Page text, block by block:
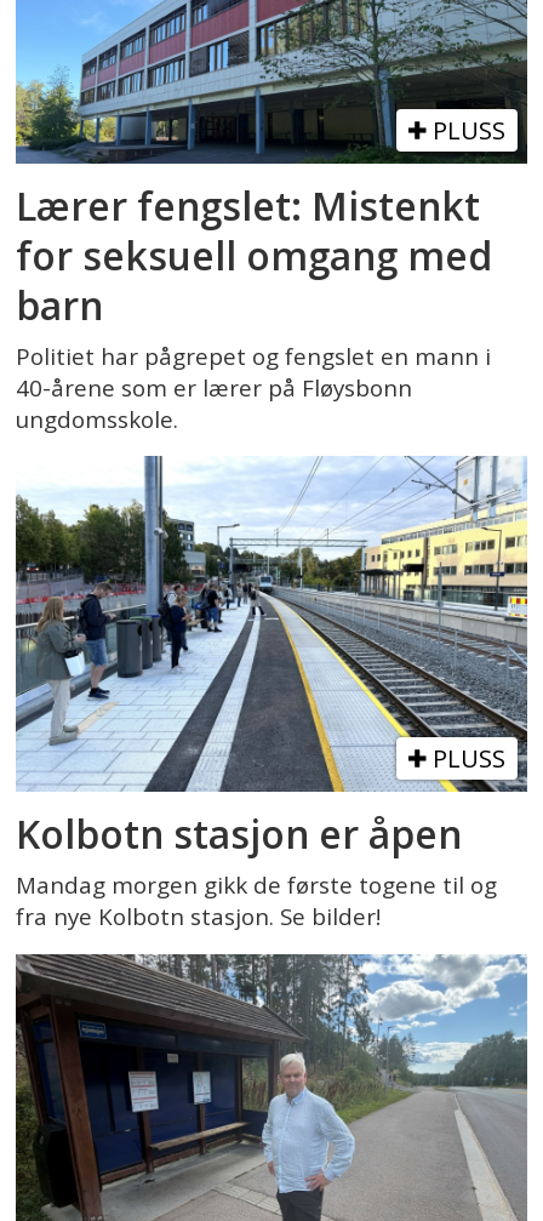
PLUSS
Lærer fengslet: Mistenkt
for seksuell omgang med
barn
Politiet har pågrepet og fengslet en mann i
40-årene som er lærer på Fløysbonn
ungdomsskole.
PLUSS
Kolbotn stasjon er åpen
Mandag morgen gikk de første togene til og
fra nye Kolbotn stasjon. Se bilder!